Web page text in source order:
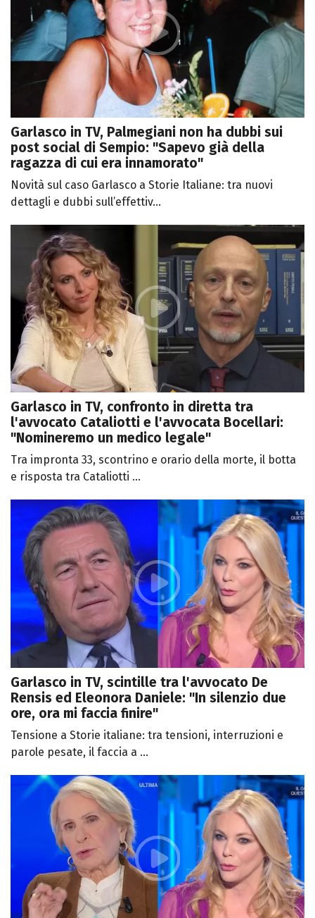
Garlasco in TV, Palmegiani non ha dubbi sui
post social di Sempio: "Sapevo già della
ragazza di cui era innamorato"
Novità sul caso Garlasco a Storie Italiane: tra nuovi
dettagli e dubbi sull’effettiv...
Garlasco in TV, confronto in diretta tra
l'avvocato Cataliotti e l'avvocata Bocellari:
"Nomineremo un medico legale"
Tra impronta 33, scontrino e orario della morte, il botta
e risposta tra Cataliotti ...
Garlasco in TV, scintille tra l'avvocato De
Rensis ed Eleonora Daniele: "In silenzio due
ore, ora mi faccia finire"
Tensione a Storie italiane: tra tensioni, interruzioni e
parole pesate, il faccia a ...